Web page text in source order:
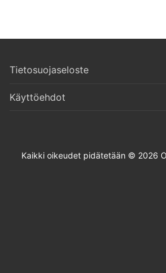
Tietosuojaseloste
Käyttöehdot
Kaikki oikeudet pidätetään © 2026